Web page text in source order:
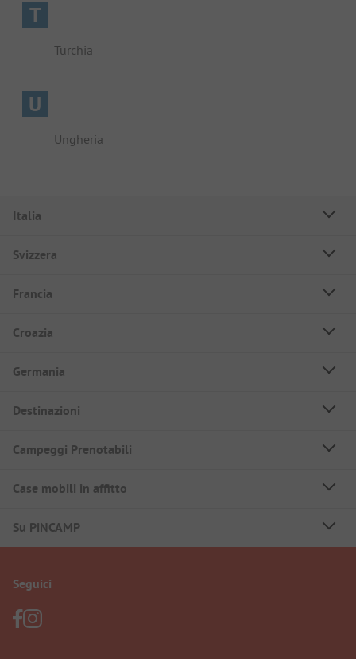
T
Turchia
U
Ungheria
Italia
Svizzera
Francia
Croazia
Germania
Destinazioni
Campeggi Prenotabili
Case mobili in affitto
Su PiNCAMP
Seguici